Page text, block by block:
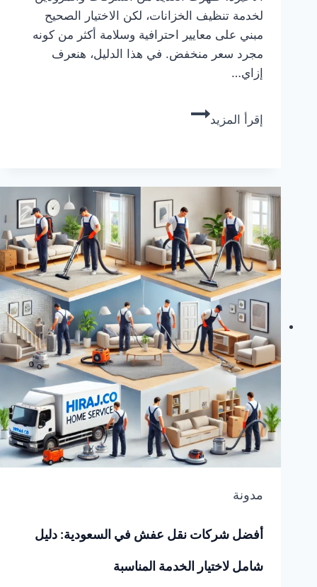
لخدمة تنظيف الخزانات، لكن الاختيار الصحيح
مبني على معايير احترافية وسلامة أكثر من كونه
مجرد سعر منخفض. في هذا الدليل، هنعرف
إزاي…
إقرأ المزيدأفضل
في
السعودية:
دليل
شامل
لاختيار
الخدمة
المثالية
مدونة
أفضل شركات نقل عفش في السعودية: دليل
شامل لاختيار الخدمة المناسبة